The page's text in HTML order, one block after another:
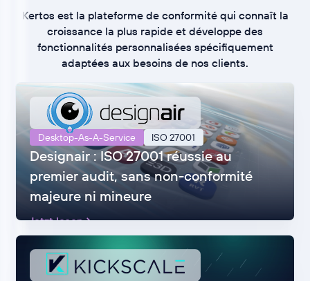
Kertos est la plateforme de conformité qui connaît la
croissance la plus rapide et développe des
fonctionnalités personnalisées spécifiquement
adaptées aux besoins de nos clients.
Desktop-As-A-Service ISO 27001
Designair : ISO 27001 réussie au
premier audit, sans non-conformité
majeure ni mineure
Jetzt lesen